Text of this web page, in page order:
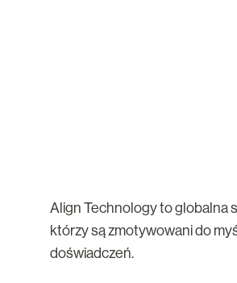
Align Technology to globalna
którzy są zmotywowani do
doświadczeń.